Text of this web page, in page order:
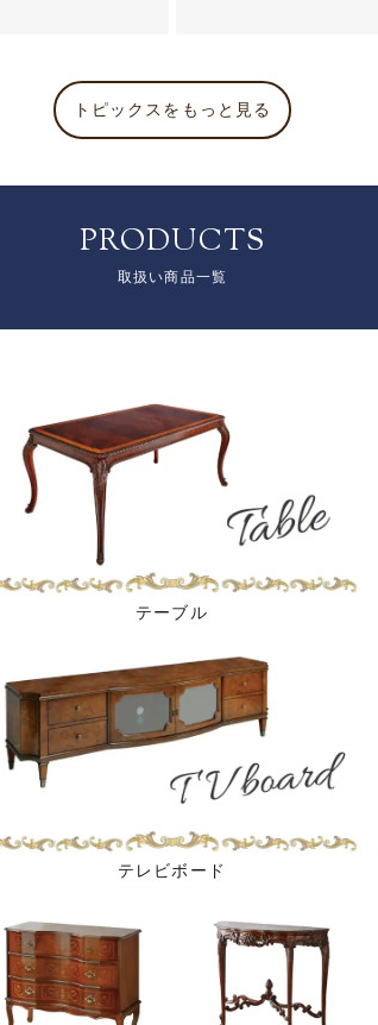
トピックスをもっと見る
PRODUCTS
取扱い商品一覧
テーブル
テレビボード